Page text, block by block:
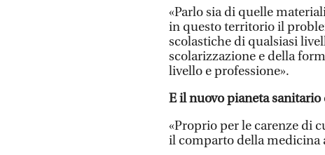
«Parlo sia di quelle
in questo territorio il
scolastiche di qualsiasi
scolarizzazione e della
livello e professione».
E il nuovo pianeta
«Proprio per le carenze di
il comparto della medicina